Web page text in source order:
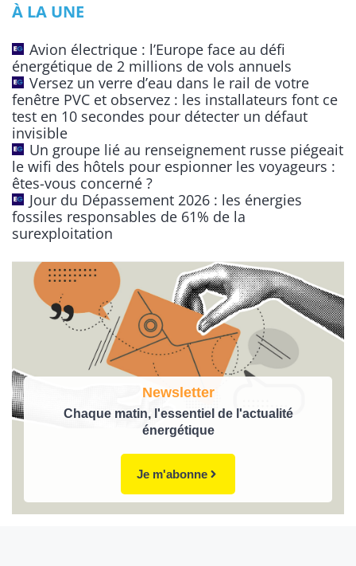
r
a
t
i
v
e
:
À LA UNE
Avion électrique : l’Europe face au défi
énergétique de 2 millions de vols annuels
Versez un verre d’eau dans le rail de votre
fenêtre PVC et observez : les installateurs font ce
test en 10 secondes pour détecter un défaut
invisible
Un groupe lié au renseignement russe piégeait
le wifi des hôtels pour espionner les voyageurs :
êtes-vous concerné ?
Jour du Dépassement 2026 : les énergies
fossiles responsables de 61% de la
surexploitation
Newsletter
Chaque matin, l'essentiel de l'actualité
énergétique
Je m'abonne